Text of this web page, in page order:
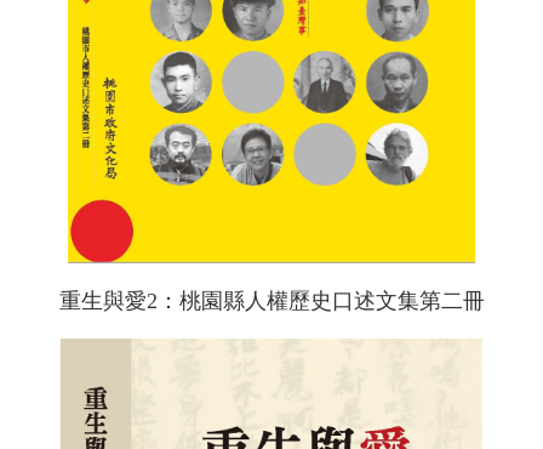
重生與愛2：桃園縣人權歷史口述文集第二冊